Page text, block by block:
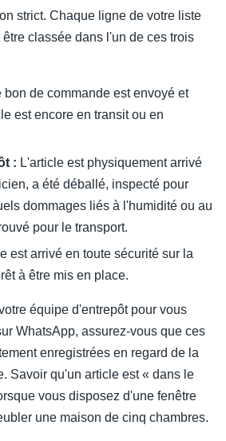
strict. Chaque ligne de votre liste
classée dans l'un de ces trois
bon de commande est envoyé et
est encore en transit ou en
: L'article est physiquement arrivé
a été déballé, inspecté pour
dommages liés à l'humidité ou au
pour le transport.
est arrivé en toute sécurité sur la
à être mis en place.
équipe d'entrepôt pour vous
WhatsApp, assurez-vous que ces
enregistrées en regard de la
Savoir qu'un article est « dans le
vous disposez d'une fenêtre
une maison de cinq chambres.